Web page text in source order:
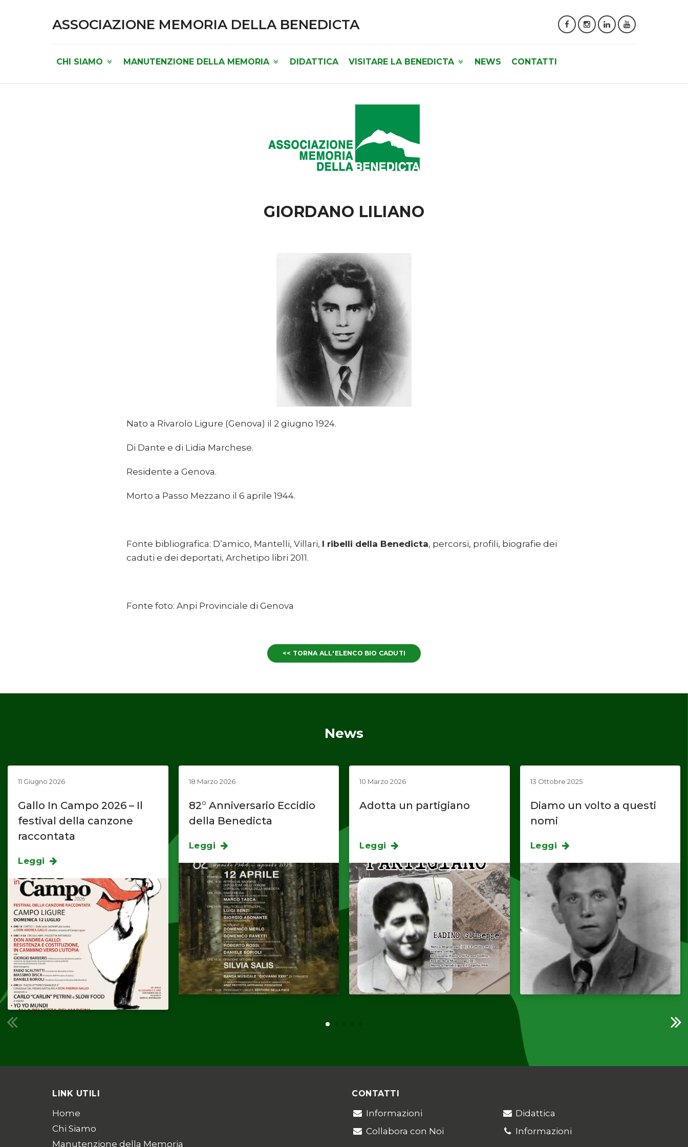
ASSOCIAZIONE MEMORIA DELLA BENEDICTA
CHI SIAMO MANUTENZIONE DELLA MEMORIA DIDATTICA VISITARE LA BENEDICTA NEWS CONTATTI
GIORDANO LILIANO
Nato a Rivarolo Ligure (Genova) il 2 giugno 1924.
Di Dante e di Lidia Marchese.
Residente a Genova.
Morto a Passo Mezzano il 6 aprile 1944.
Fonte bibliografica: D’amico, Mantelli, Villari, I ribelli della Benedicta, percorsi, profili, biografie dei
caduti e dei deportati, Archetipo libri 2011.
Fonte foto: Anpi Provinciale di Genova
<< TORNA ALL'ELENCO BIO CADUTI
News
11 Giugno 2026
Gallo In Campo 2026 – Il
festival della canzone
raccontata
Leggi
18 Marzo 2026
82° Anniversario Eccidio
della Benedicta
Leggi
10 Marzo 2026
Adotta un partigiano
Leggi
13 Ottobre 2025
Diamo un volto a questi
nomi
Leggi
LINK UTILI
Home
Chi Siamo
Manutenzione della Memoria
CONTATTI
Informazioni
Collabora con Noi
Didattica
Informazioni